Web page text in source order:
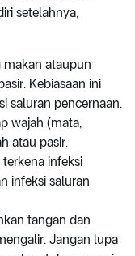
setelahnya,
makan ataupun
Kebiasaan ini
saluran pencernaan.
wajah (mata,
atau pasir.
infeksi
infeksi saluran
tangan dan
Jangan lupa